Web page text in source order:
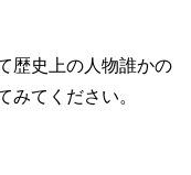
歴史上の人物誰かの
みてください。